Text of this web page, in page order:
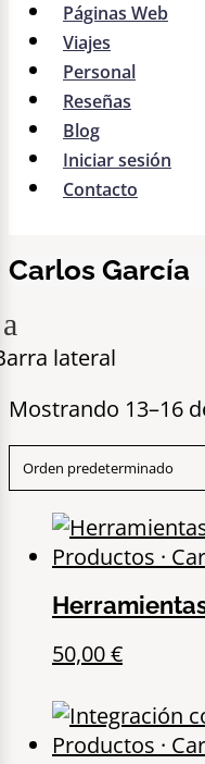
Páginas Web
Viajes
Personal
Reseñas
Blog
Iniciar sesión
Contacto
Carlos García
a
lateral
Mostrando 13–16
50,00€